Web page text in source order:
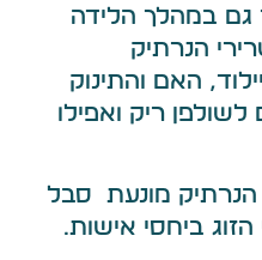
במהלך הלידה
הנרתיק
האם והתינוק
ריק ואפילו
הנרתיק מונעת סבל
ביחסי אישות.